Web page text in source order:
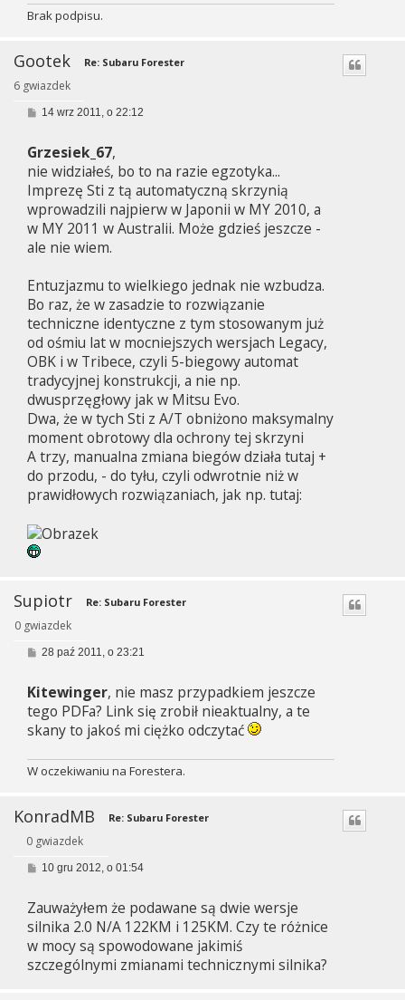
Brak podpisu.
Gootek
6 gwiazdek
Re: Subaru Forester
P
t
14 wrz 2011, o 22:12
Grzesiek_67,
nie widziałeś, bo to na razie egzotyka...
Imprezę Sti z tą automatyczną skrzynią
wprowadzili najpierw w Japonii w MY 2010, a
w MY 2011 w Australii. Może gdzieś jeszcze -
ale nie wiem.
Entuzjazmu to wielkiego jednak nie wzbudza.
Bo raz, że w zasadzie to rozwiązanie
techniczne identyczne z tym stosowanym już
od ośmiu lat w mocniejszych wersjach Legacy,
OBK i w Tribece, czyli 5-biegowy automat
tradycyjnej konstrukcji, a nie np.
dwusprzęgłowy jak w Mitsu Evo.
Dwa, że w tych Sti z A/T obniżono maksymalny
moment obrotowy dla ochrony tej skrzyni
A trzy, manualna zmiana biegów działa tutaj +
do przodu, - do tyłu, czyli odwrotnie niż w
prawidłowych rozwiązaniach, jak np. tutaj:
Supiotr
0 gwiazdek
Re: Subaru Forester
P
t
28 paź 2011, o 23:21
Kitewinger, nie masz przypadkiem jeszcze
tego PDFa? Link się zrobił nieaktualny, a te
skany to jakoś mi ciężko odczytać
W oczekiwaniu na Forestera.
KonradMB
0 gwiazdek
Re: Subaru Forester
P
t
10 gru 2012, o 01:54
Zauważyłem że podawane są dwie wersje
silnika 2.0 N/A 122KM i 125KM. Czy te różnice
w mocy są spowodowane jakimiś
szczególnymi zmianami technicznymi silnika?